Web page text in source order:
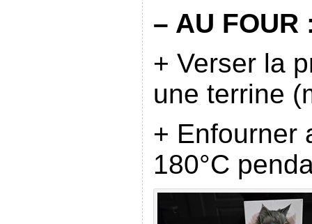
– AU FOUR
+ Verser la
une terrine
+ Enfourner
180°C